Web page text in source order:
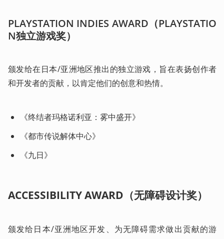
PLAYSTATION INDIES AWARD（PLAYSTATIO
N独立游戏奖）
颁发给在日本/亚洲地区推出的独立游戏，旨在表扬创作者
和开发者的贡献，以肯定他们的创意和热情。
《终结者玛格诺利亚：雾中盛开》
《都市传说解体中心》
《九日》
ACCESSIBILITY AWARD（无障碍设计奖）
颁发给日本/亚洲地区开发、为无障碍需求做出贡献的游